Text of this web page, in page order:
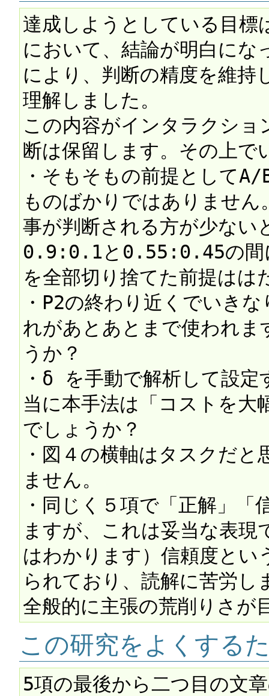
達成しようとしている目
において、結論が明白にな
により、判断の精度を維持
理解しました。
この内容がインタラクシ
断は保留します。その上で
・そもそもの前提として
ものばかりではありませ
事が判断される方が少ない
0.9:0.1と0.55:0.45の間
を全部切り捨てた前提はは
・P2の終わり近くでいき
れがあとあとまで使われ
うか？
・δ を手動で解析して設
当に本手法は「コストを大
でしょうか？
・図４の横軸はタスクだ
ません。
・同じく５項で「正解」
ますが、これは妥当な表
はわかります）信頼度とい
られており、読解に苦労し
この研究をよくする
5項の最後から二つ目の文